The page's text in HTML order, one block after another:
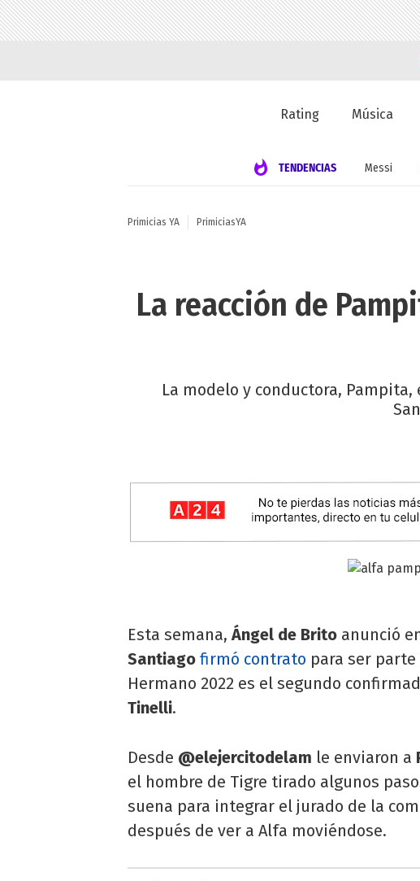
Rating Música
TENDENCIAS Messi
Primicias YA PrimiciasYA
La reacción de
La modelo y conductora,
Esta semana,Ángel de Brito anunció
Santiago firmó contrato para ser parte
Hermano 2022 es el segundo
Tinelli.
Desde @elejercitodelam le enviaron a
el hombre de Tigre tirado algunos
suena para integrar el jurado de la
después de ver a Alfa moviéndose.